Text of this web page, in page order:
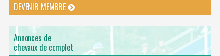
DEVENIR MEMBRE
Annonces de
chevaux de complet